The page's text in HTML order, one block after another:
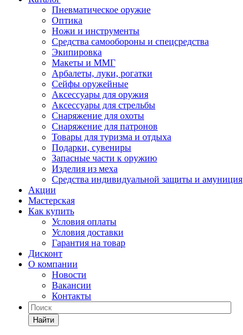
Пневматическое оружие
Оптика
Ножи и инструменты
Средства самообороны и спецсредства
Экипировка
Макеты и ММГ
Арбалеты, луки, рогатки
Сейфы оружейные
Аксессуары для оружия
Аксессуары для стрельбы
Снаряжение для охоты
Снаряжение для патронов
Товары для туризма и отдыха
Подарки, сувениры
Запасные части к оружию
Изделия из меха
Средства индивидуальной защиты и амуниция
Акции
Мастерская
Как купить
Условия оплаты
Условия доставки
Гарантия на товар
Дисконт
О компании
Новости
Вакансии
Контакты
Найти